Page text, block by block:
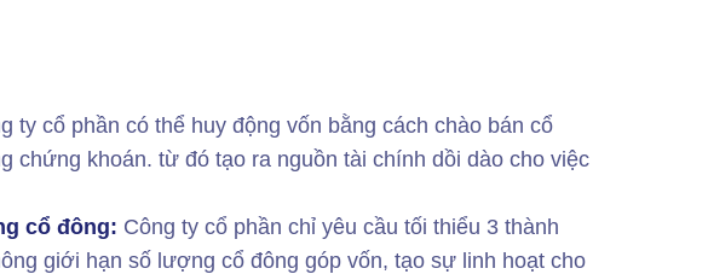
ty cổ phần có thể huy động vốn bằng cách chào bán cổ
chứng khoán. từ đó tạo ra nguồn tài chính dồi dào cho việc
cổ đông: Công ty cổ phần chỉ yêu cầu tối thiểu 3 thành
giới hạn số lượng cổ đông góp vốn, tạo sự linh hoạt cho